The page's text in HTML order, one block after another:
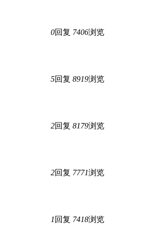
0回复 7406浏览
5回复 8919浏览
2回复 8179浏览
2回复 7771浏览
1 回复 7418浏览